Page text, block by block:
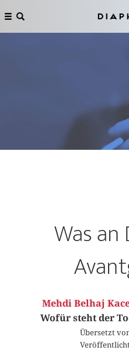
Was
Mehdi Belhaj
Wofür steht der
Übersetzt
Veröffentlicht